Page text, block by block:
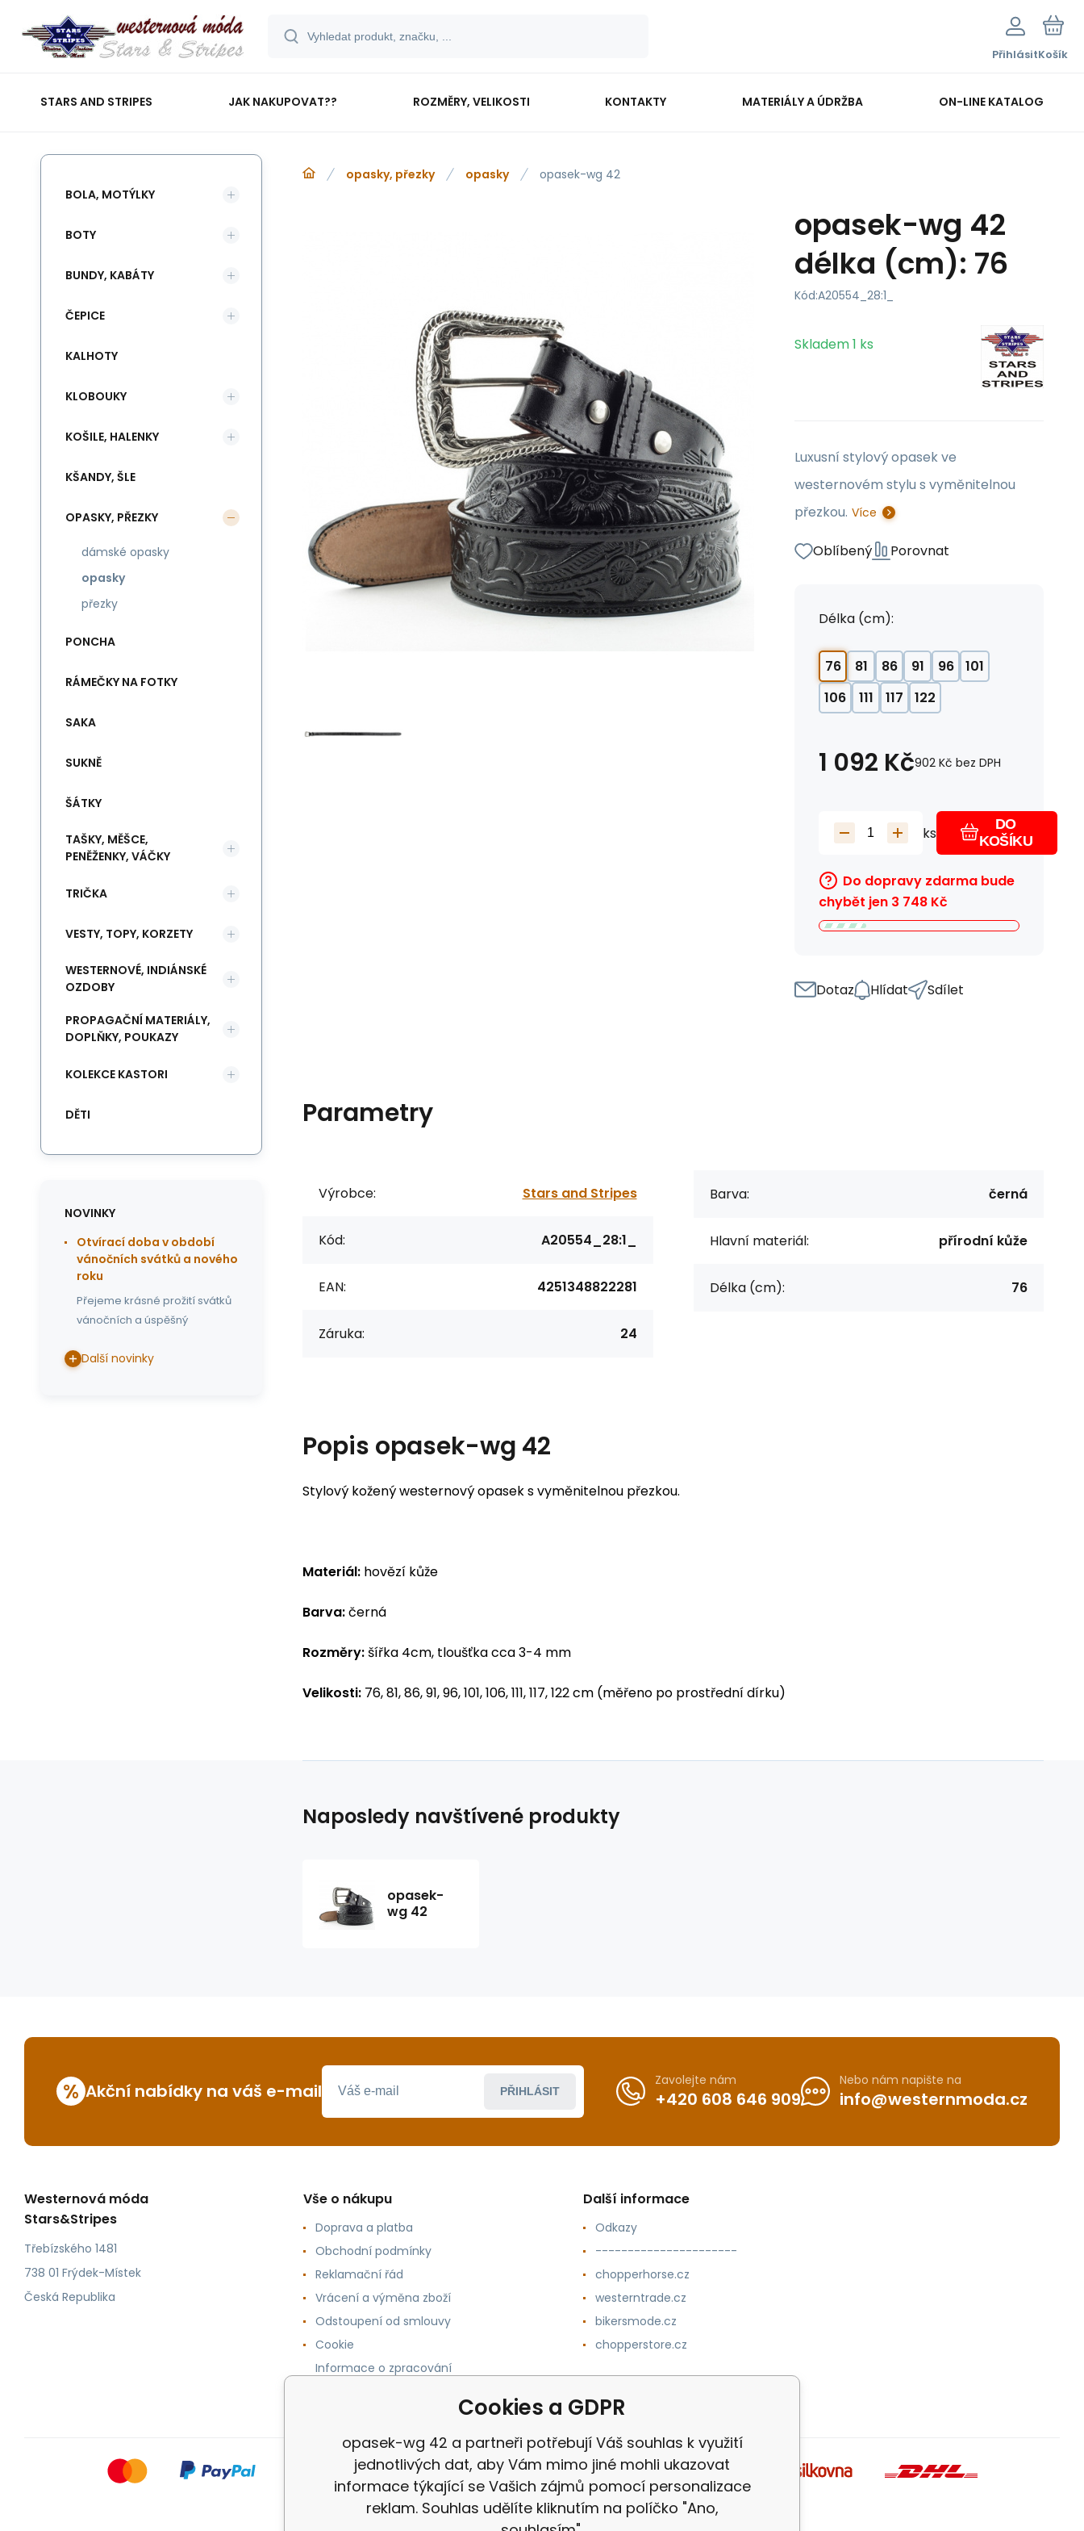
PřihlásitKošík
STARS AND STRIPES JAK NAKUPOVAT?? ROZMĚRY, VELIKOSTI KONTAKTY MATERIÁLY A ÚDRŽBA ON-LINE KATALOG
opasky, přezky opasky opasek-wg 42
opasek-wg 42
délka (cm): 76
Kód:A20554_28:1_
Skladem1 ks
Luxusní stylový opasek ve
westernovém stylu s vyměnitelnou
přezkou. Více
Oblíbený Porovnat
Délka (cm):
76 81 86 91 96
101
106
111 117 122
1 092 Kč902 Kč bez DPH
ks
DO
KOŠÍKU
Do dopravy zdarma bude
chybět jen 3 748 Kč
Dotaz Hlídat Sdílet
Parametry
Výrobce: Stars and Stripes
Kód: A20554_28:1_
EAN: 4251348822281
Záruka: 24
Barva: černá
Hlavní materiál: přírodní kůže
Délka (cm): 76
Popis opasek-wg 42
Stylový kožený westernový opasek s vyměnitelnou přezkou.
Materiál: hovězí kůže
Barva:černá
Rozměry:šířka 4cm, tloušťka cca 3-4 mm
Velikosti: 76, 81, 86, 91, 96, 101, 106, 111, 117, 122 cm (měřeno po prostřední dírku)
BOLA, MOTÝLKY
BOTY
BUNDY, KABÁTY
ČEPICE
KALHOTY
KLOBOUKY
KOŠILE, HALENKY
KŠANDY, ŠLE
OPASKY, PŘEZKY
dámské opasky
opasky
přezky
PONCHA
RÁMEČKY NA FOTKY
SAKA
SUKNĚ
ŠÁTKY
TAŠKY, MĚŠCE,
PENĚŽENKY, VÁČKY
TRIČKA
VESTY, TOPY, KORZETY
WESTERNOVÉ, INDIÁNSKÉ
OZDOBY
PROPAGAČNÍ MATERIÁLY,
DOPLŇKY, POUKAZY
KOLEKCE KASTORI
DĚTI
NOVINKY
Otvírací doba v období
vánočních svátků a nového
roku
Přejeme krásné prožití svátků
vánočních a úspěšný
Další novinky
Naposledy navštívené produkty
opasek-
wg 42
% Akční nabídky na váš e-mail PŘIHLÁSIT
Zavolejte nám
+420 608 646 909
Nebo nám napište na
info@westernmoda.cz
Westernová móda
Stars&Stripes
Třebízského 1481
738 01 Frýdek-Místek
Česká Republika
Vše o nákupu
Doprava a platba
Obchodní podmínky
Reklamační řád
Vrácení a výměna zboží
Odstoupení od smlouvy
Cookie
Informace o zpracování
Další informace
Odkazy
----------------------
chopperhorse.cz
westerntrade.cz
bikersmode.cz
chopperstore.cz
Cookies a GDPR
opasek-wg 42 a partneři potřebují Váš souhlas k využití
jednotlivých dat, aby Vám mimo jiné mohli ukazovat
informace týkající se Vašich zájmů pomocí personalizace
reklam. Souhlas udělíte kliknutím na políčko "Ano,